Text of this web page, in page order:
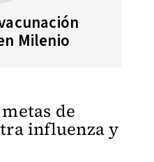
Milenio
de
influenza y